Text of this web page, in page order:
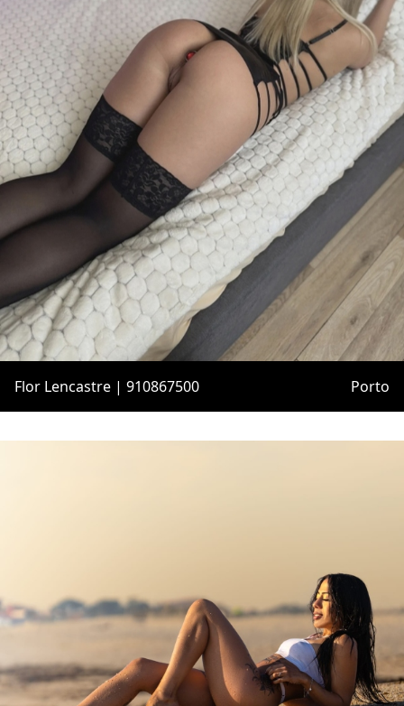
Flor Lencastre | 910867500 Porto